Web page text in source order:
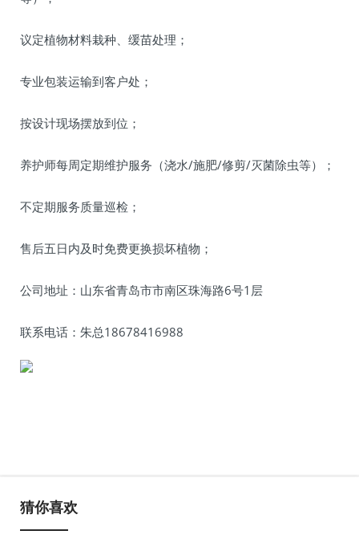
议定植物材料栽种、缓苗处理；
专业包装运输到客户处；
按设计现场摆放到位；
养护师每周定期维护服务（浇水/施肥/修剪/灭菌除虫等）；
不定期服务质量巡检；
售后五日内及时免费更换损坏植物；
公司地址：山东省青岛市市南区珠海路6号1层
联系电话：朱总18678416988
猜你喜欢